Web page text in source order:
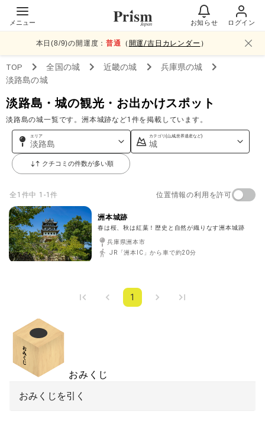
メニュー お知らせ ログイン
本日(8/9)の開運度：普通 （ 開運/吉日カレンダー ）
TOP 全国の城 近畿の城 兵庫県の城
淡路島の城
淡路島・城の観光・お出かけスポット
淡路島の城一覧です。洲本城跡など1件を掲載しています。
エリア
淡路島
カテゴリ(山,城,世界遺産など)
城
クチコミの件数が多い順
全 1 件中 1-1件 位置情報の利用を許可
洲本城跡
春は桜、秋は紅葉！歴史と自然が織りなす洲本城跡
兵庫県洲本市
JR「洲本IC」から車で約20分
1
おみくじ
おみくじを引く